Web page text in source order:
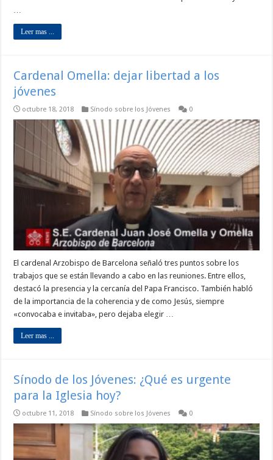
Leer mas ...
Cardenal Omella: dejar libertad a los
jóvenes
octubre 18, 2018 Sínodo sobre los Jóvenes 0
El cardenal Arzobispo de Barcelona señaló tres puntos sobre los
trabajos que se están llevando a cabo en las reuniones. Entre ellos,
destacó la presencia y la cercanía del Papa Francisco. También habló
de la importancia de la coherencia y de como Jesús, siempre
«convocaba e invitaba», pero dejaba elegir …
Leer mas ...
Sínodo de los Jóvenes: ¿Qué es urgente
para la Iglesia hoy?
octubre 11, 2018 Sínodo sobre los Jóvenes 0